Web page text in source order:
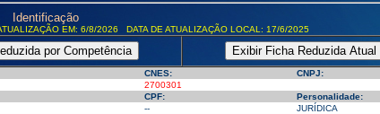
Identificação
EM: 6/8/2026 DATA DE ATUALIZAÇÃO LOCAL: 17/6/2025
CNES:
CNPJ:
2700301
CPF:
Personalidade:
--
JURÍDICA